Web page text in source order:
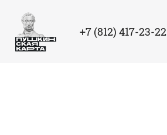
+7 (812) 417-23-22